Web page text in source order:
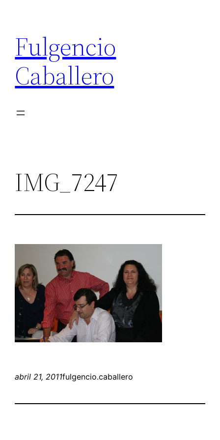
contenido
Fulgencio
Caballero
IMG_7247
abril 21, 2011fulgencio.caballero